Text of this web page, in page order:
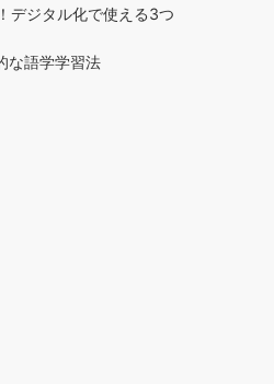
デジタル化で使える3つ
な語学学習法